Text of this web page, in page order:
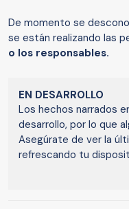
De momento se
se están realizando las
o los responsables.
EN DESARROLLO
Los hechos narrados
desarrollo, por lo que
Asegúrate de ver la
refrescando tu